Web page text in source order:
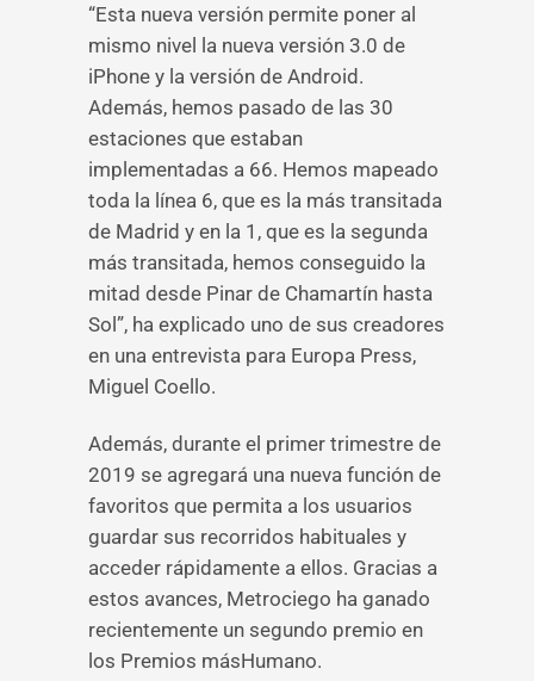
“Esta nueva versión permite poner al
mismo nivel la nueva versión 3.0 de
iPhone y la versión de Android.
Además, hemos pasado de las 30
estaciones que estaban
implementadas a 66. Hemos mapeado
toda la línea 6, que es la más transitada
de Madrid y en la 1, que es la segunda
más transitada, hemos conseguido la
mitad desde Pinar de Chamartín hasta
Sol”, ha explicado uno de sus creadores
en una entrevista para Europa Press,
Miguel Coello.
Además, durante el primer trimestre de
2019 se agregará una nueva función de
favoritos que permita a los usuarios
guardar sus recorridos habituales y
acceder rápidamente a ellos. Gracias a
estos avances, Metrociego ha ganado
recientemente un segundo premio en
los Premios másHumano.